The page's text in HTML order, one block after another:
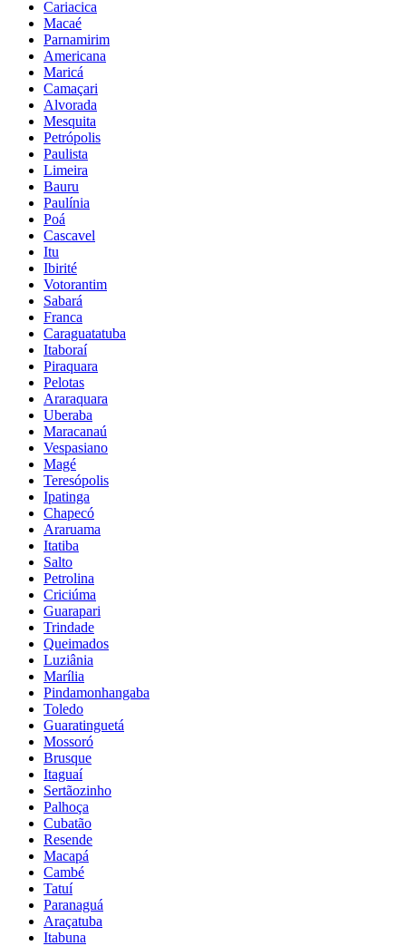
Cariacica
Macaé
Parnamirim
Americana
Maricá
Camaçari
Alvorada
Mesquita
Petrópolis
Paulista
Limeira
Bauru
Paulínia
Poá
Cascavel
Itu
Ibirité
Votorantim
Sabará
Franca
Caraguatatuba
Itaboraí
Piraquara
Pelotas
Araraquara
Uberaba
Maracanaú
Vespasiano
Magé
Teresópolis
Ipatinga
Chapecó
Araruama
Itatiba
Salto
Petrolina
Criciúma
Guarapari
Trindade
Queimados
Luziânia
Marília
Pindamonhangaba
Toledo
Guaratinguetá
Mossoró
Brusque
Itaguaí
Sertãozinho
Palhoça
Cubatão
Resende
Macapá
Cambé
Tatuí
Paranaguá
Araçatuba
Itabuna